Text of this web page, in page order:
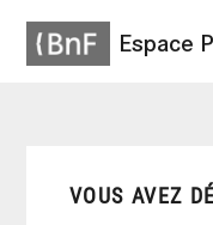
Espace
VOUS AVEZ